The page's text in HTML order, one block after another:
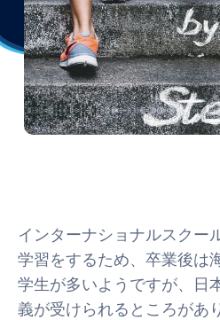
インターナショナルスクー
学習をするため、卒業後は
学生が多いようですが、日
義が受けられるところがあ